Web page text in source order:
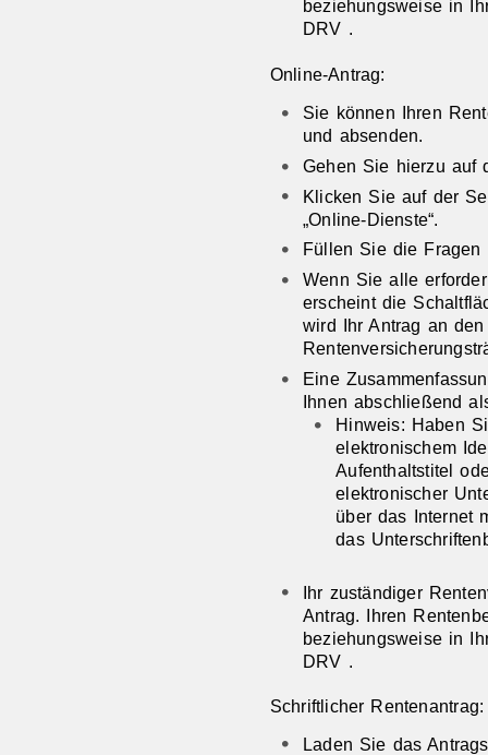
beziehungsweise in
DRV .
Online-Antrag:
Sie können Ihren
und absenden.
Gehen Sie hierzu auf
Klicken Sie auf der
„Online-Dienste“.
Füllen Sie die Fragen
Wenn Sie alle
erscheint die
wird Ihr Antrag an
Eine
Ihnen abschließend
Hinweis: Haben
elektronischem
Aufenthaltstitel
elektronischer
über das Internet
das
Ihr zuständiger
Antrag. Ihren
beziehungsweise in
DRV .
Schriftlicher Rentenantrag:
Laden Sie das